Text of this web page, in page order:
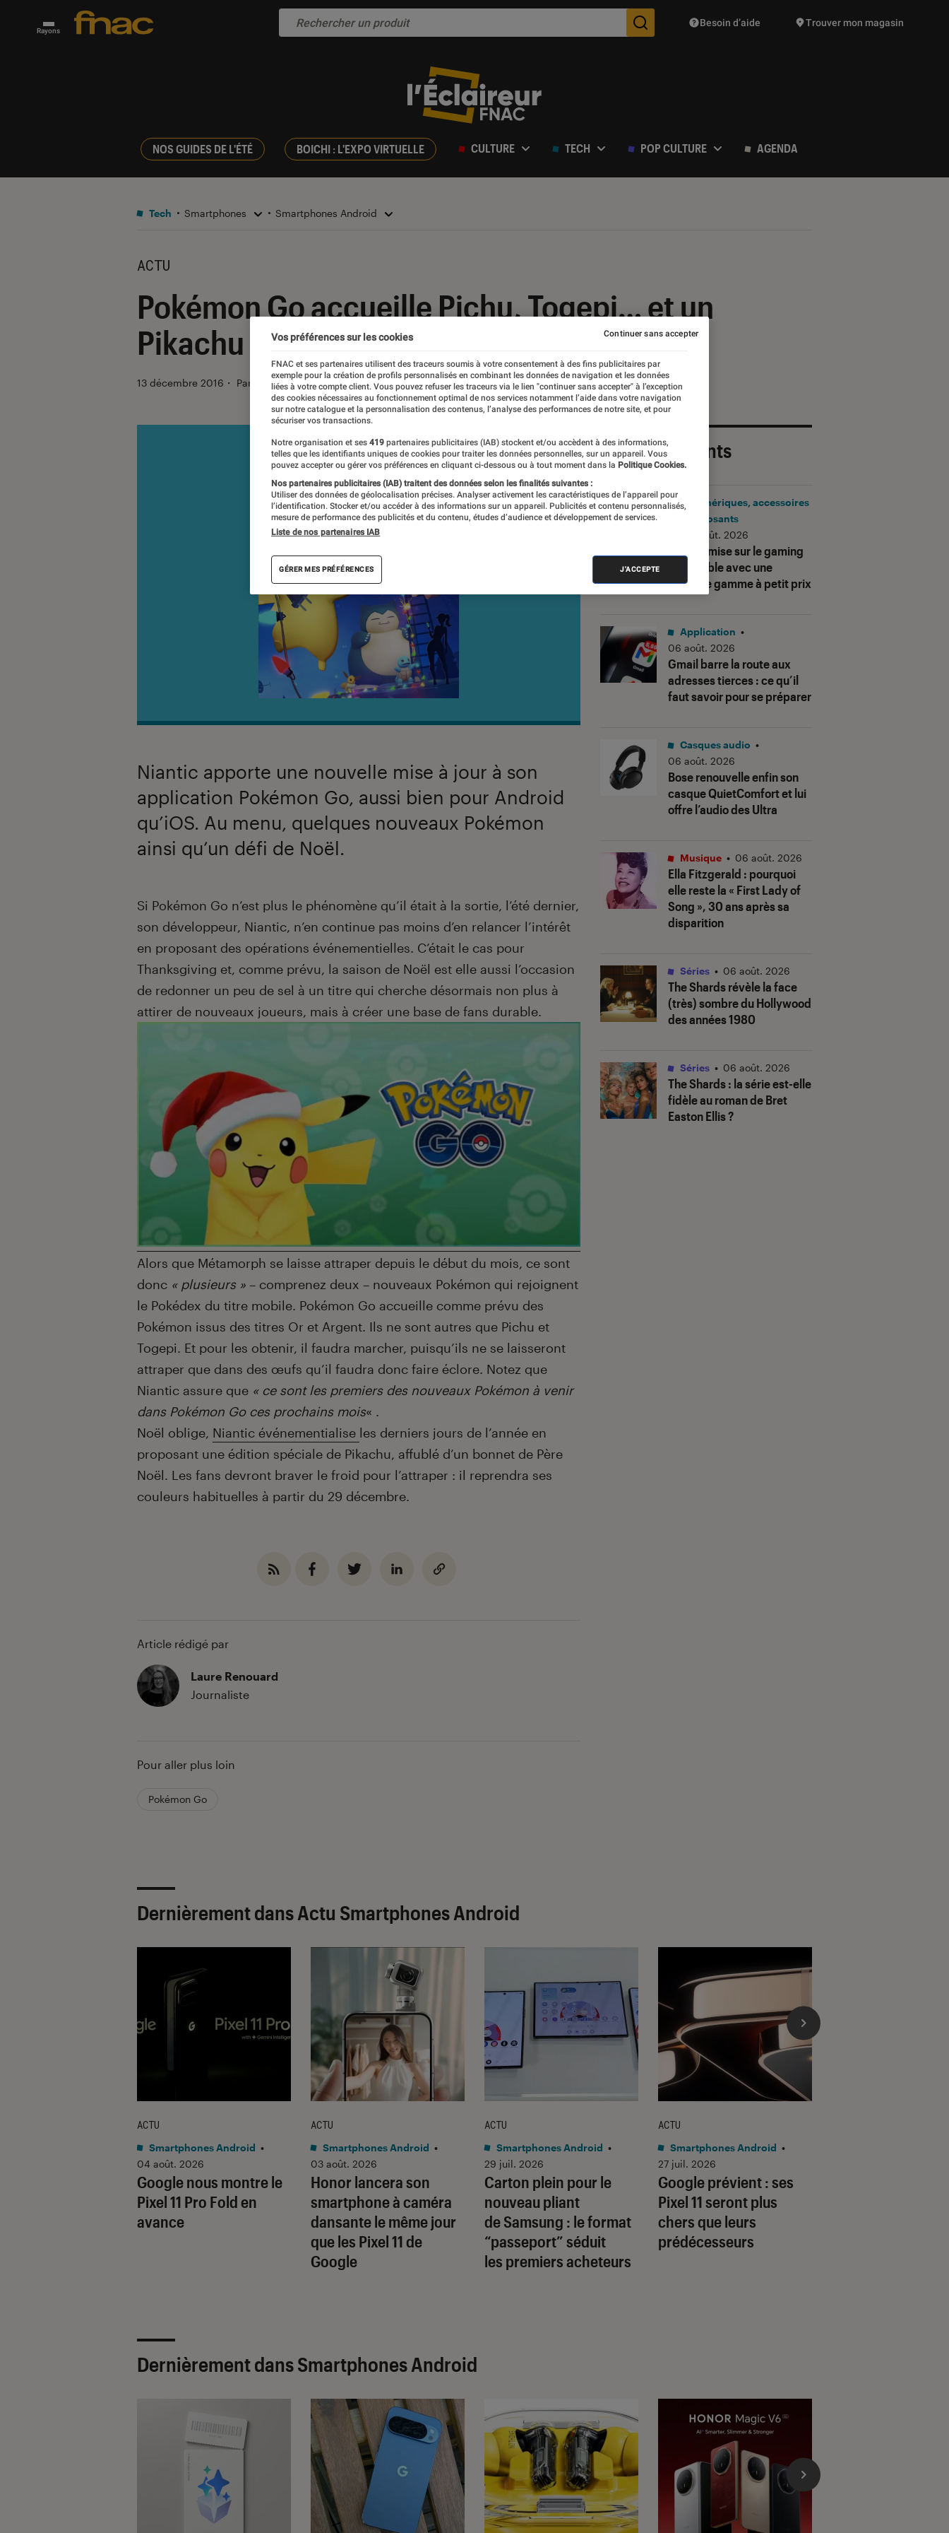
Rayons Des suggestions de produits vont vous être proposées
Besoin d’aide Trouver mon magasin
NOS GUIDES DE L'ÉTÉ BOICHI : L'EXPO VIRTUELLE CULTURE TECH POP CULTURE AGENDA
Tech Smartphones Smartphones Android
ACTU
Pokémon Go accueille Pichu, Togepi… et un
Pikachu de Noël
13 décembre 2016 ・ Par Laure Renouard
Niantic apporte une nouvelle mise à jour à son
application Pokémon Go, aussi bien pour Android
qu’iOS. Au menu, quelques nouveaux Pokémon
ainsi qu’un défi de Noël.
Introduction
Si Pokémon Go n’est plus le phénomène qu’il était à la sortie, l’été dernier,
son développeur, Niantic, n’en continue pas moins d’en relancer l’intérêt
en proposant des opérations événementielles. C’était le cas pour
Thanksgiving et, comme prévu, la saison de Noël est elle aussi l’occasion
de redonner un peu de sel à un titre qui cherche désormais non plus à
attirer de nouveaux joueurs, mais à créer une base de fans durable.
Alors que Métamorph se laisse attraper depuis le début du mois, ce sont
donc « plusieurs » – comprenez deux – nouveaux Pokémon qui rejoignent
le Pokédex du titre mobile. Pokémon Go accueille comme prévu des
Pokémon issus des titres Or et Argent. Ils ne sont autres que Pichu et
Togepi. Et pour les obtenir, il faudra marcher, puisqu’ils ne se laisseront
attraper que dans des œufs qu’il faudra donc faire éclore. Notez que
Niantic assure que « ce sont les premiers des nouveaux Pokémon à venir
dans Pokémon Go ces prochains mois« .
Noël oblige, Niantic événementialise les derniers jours de l’année en
proposant une édition spéciale de Pikachu, affublé d’un bonnet de Père
Noël. Les fans devront braver le froid pour l’attraper : il reprendra ses
couleurs habituelles à partir du 29 décembre.
Article rédigé par
Laure Renouard
Journaliste
Pour aller plus loin
Pokémon Go
Les plus récents
Corsair mise sur le gaming
accessible avec une
nouvelle gamme à petit prix
Périphériques, accessoires
et composants
06 août. 2026
Gmail barre la route aux
adresses tierces : ce qu’il
faut savoir pour se préparer
Application •
06 août. 2026
Bose renouvelle enfin son
casque QuietComfort et lui
offre l’audio des Ultra
Casques audio •
06 août. 2026
Ella Fitzgerald : pourquoi
elle reste la « First Lady of
Song », 30 ans après sa
disparition
Musique • 06 août. 2026
The Shardsrévèle la face
(très) sombre du Hollywood
des années 1980
Séries • 06 août. 2026
The Shards: la série est-elle
fidèle au roman de Bret
Easton Ellis ?
Séries • 06 août. 2026
Dernièrement dans Actu Smartphones Android
Google nous montre le
Pixel 11 Pro Fold en
avance
ACTU
Smartphones Android •
04 août. 2026
Honor lancera son
smartphone à caméra
dansante le même jour
que les Pixel 11 de
Google
ACTU
Smartphones Android •
03 août. 2026
Carton plein pour le
nouveau pliant
de Samsung : le format
“passeport” séduit
les premiers acheteurs
ACTU
Smartphones Android •
29 juil. 2026
Google prévient : ses
Pixel 11 seront plus
chers que leurs
prédécesseurs
ACTU
Smartphones Android •
27 juil. 2026
Dernièrement dans Smartphones Android
Vos préférences sur les cookies
FNAC et ses partenaires utilisent des traceurs soumis à votre consentement à des fins publicitaires par
exemple pour la création de profils personnalisés en combinant les données de navigation et les données
liées à votre compte client. Vous pouvez refuser les traceurs via le lien "continuer sans accepter" à l’exception
des cookies nécessaires au fonctionnement optimal de nos services notamment l’aide dans votre navigation
sur notre catalogue et la personnalisation des contenus, l’analyse des performances de notre site, et pour
sécuriser vos transactions.
Notre organisation et ses 419 partenaires publicitaires (IAB) stockent et/ou accèdent à des informations,
telles que les identifiants uniques de cookies pour traiter les données personnelles, sur un appareil. Vous
pouvez accepter ou gérer vos préférences en cliquant ci-dessous ou à tout moment dans la Politique Cookies.
Nos partenaires publicitaires (IAB) traitent des données selon les finalités suivantes :
Utiliser des données de géolocalisation précises. Analyser activement les caractéristiques de l’appareil pour
l’identification. Stocker et/ou accéder à des informations sur un appareil. Publicités et contenu personnalisés,
mesure de performance des publicités et du contenu, études d’audience et développement de services.
Liste de nos partenaires IAB
GÉRER MES PRÉFÉRENCES J'ACCEPTE
Continuer sans accepter